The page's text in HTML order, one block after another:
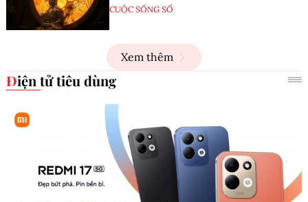
CUỘC SỐNG SỐ
Xem thêm
Điện tử tiêu dùng